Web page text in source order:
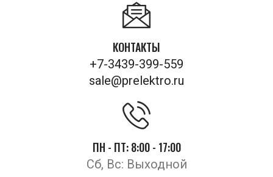
КОНТАКТЫ
+7-3439-399-559
sale@prelektro.ru
ПН - ПТ: 8:00 - 17:00
Сб, Вс: Выходной